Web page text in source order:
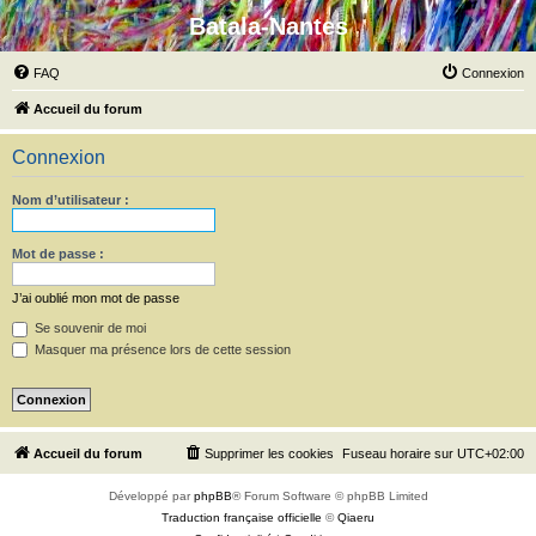
Batala-Nantes
FAQ Connexion
Accueil du forum
Connexion
Nom d’utilisateur :
Mot de passe :
J’ai oublié mon mot de passe
Se souvenir de moi
Masquer ma présence lors de cette session
Accueil du forum Fuseau horaire sur UTC+02:00
Supprimer les cookies
Développé parphpBB® Forum Software © phpBB Limited
Traduction française officielle ©Qiaeru